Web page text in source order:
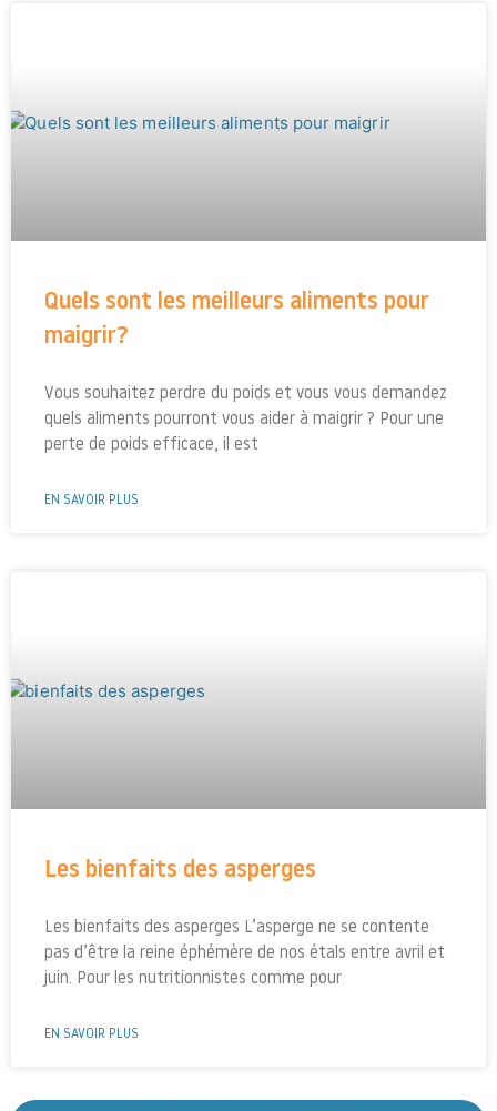
Quels sont les meilleurs aliments pour
maigrir?
Vous souhaitez perdre du poids et vous vous demandez
quels aliments pourront vous aider à maigrir ? Pour une
perte de poids efficace, il est
EN SAVOIR PLUS
Les bienfaits des asperges
Les bienfaits des asperges L’asperge ne se contente
pas d’être la reine éphémère de nos étals entre avril et
juin. Pour les nutritionnistes comme pour
EN SAVOIR PLUS